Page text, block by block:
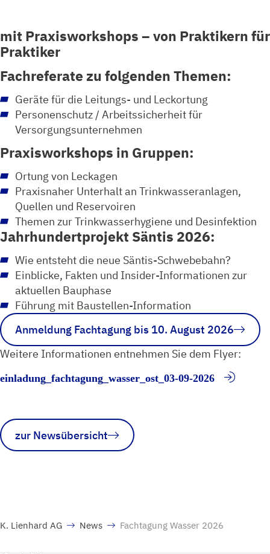
mit Praxisworkshops – von Praktikern für
Praktiker
Fachreferate zu folgenden Themen:
Geräte für die Leitungs- und Leckortung
Personenschutz / Arbeitssicherheit für
Versorgungsunternehmen
Praxisworkshops in Gruppen:
Ortung von Leckagen
Praxisnaher Unterhalt an Trinkwasseranlagen,
Quellen und Reservoiren
Themen zur Trinkwasserhygiene und Desinfektion
Jahrhundertprojekt Säntis 2026:
Wie entsteht die neue Säntis-Schwebebahn?
Einblicke, Fakten und Insider-Informationen zur
aktuellen Bauphase
Führung mit Baustellen-Information
Anmeldung Fachtagung bis 10. August 2026
Weitere Informationen entnehmen Sie dem Flyer:
einladung_fachtagung_wasser_ost_03-09-2026
zur Newsübersicht
K. Lienhard AG News Fachtagung Wasser 2026